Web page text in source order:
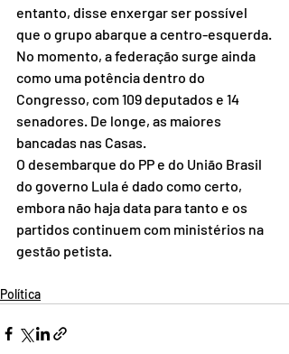
entanto, disse enxergar ser possível
que o grupo abarque a centro-esquerda.
No momento, a federação surge ainda
como uma potência dentro do
Congresso, com 109 deputados e 14
senadores. De longe, as maiores
bancadas nas Casas.
O desembarque do PP e do União Brasil
do governo Lula é dado como certo,
embora não haja data para tanto e os
partidos continuem com ministérios na
gestão petista.
Política